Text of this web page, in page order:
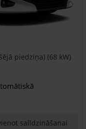
piedziņa) (68 kW)
salīdzināšanai